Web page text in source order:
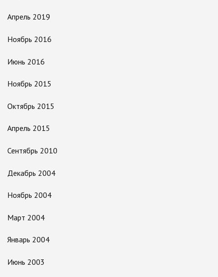
Апрель 2019
Ноябрь 2016
Июнь 2016
Ноябрь 2015
Октябрь 2015
Апрель 2015
Сентябрь 2010
Декабрь 2004
Ноябрь 2004
Март 2004
Январь 2004
Июнь 2003